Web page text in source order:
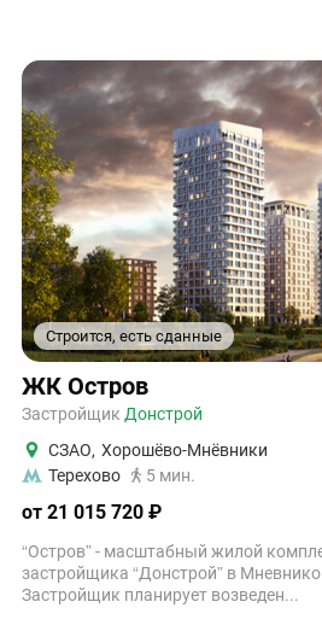
Строится, есть сданные
ЖК Остров
Застройщик Донстрой
СЗАО, Хорошёво-Мнёвники
Терехово
5 мин.
от 21 015 720 ₽
“Остров” - масштабный жилой
застройщика “Донстрой” в
Застройщик планирует возведен...